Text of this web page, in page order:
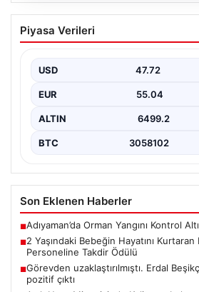
2 Yaşındaki Bebeğin
Havalimanı Personeline
olayda, ailesiyle seyahat eden 2
bebeğin…
Piyasa Verileri
USD 47.72
EUR 55.04
ALTIN 6499.2
BTC 3058102
Son Eklenen Haberler
■Adıyaman’da Orman Yangını Kontrol
■2 Yaşındaki Bebeğin Hayatını Kurtaran
Personeline Takdir Ödülü
■Görevden uzaklaştırılmıştı. Erdal
pozitif çıktı